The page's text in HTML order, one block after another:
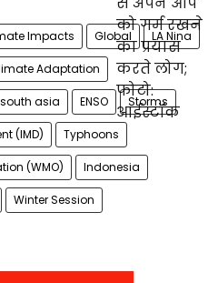
Impacts Global LA Nina
Adaptation
south asia ENSO Storms
(IMD) Typhoons
(WMO) Indonesia
Winter Session